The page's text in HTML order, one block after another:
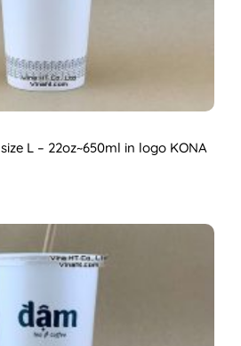
L – 22oz~650ml in logo KONA